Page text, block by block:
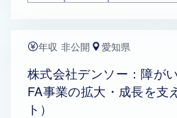
年収 非公開 愛知県
株式会社デンソー：障が
FA事業の拡大・成長を支
ト）